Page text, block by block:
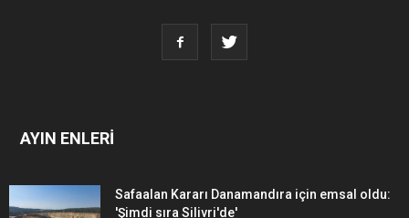
AYIN ENLERİ
Safaalan Kararı Danamandıra için emsal oldu:
'Şimdi sıra Silivri'de'